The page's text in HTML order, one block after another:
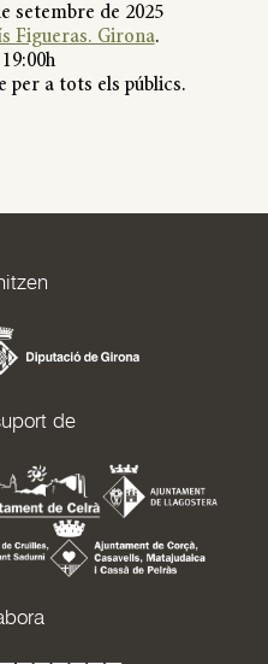
setembre de 2025
Figueras. Girona.
per a tots els públics.
de